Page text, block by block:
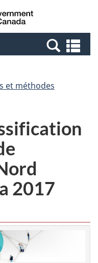
Canada
et
et méthodes
2017